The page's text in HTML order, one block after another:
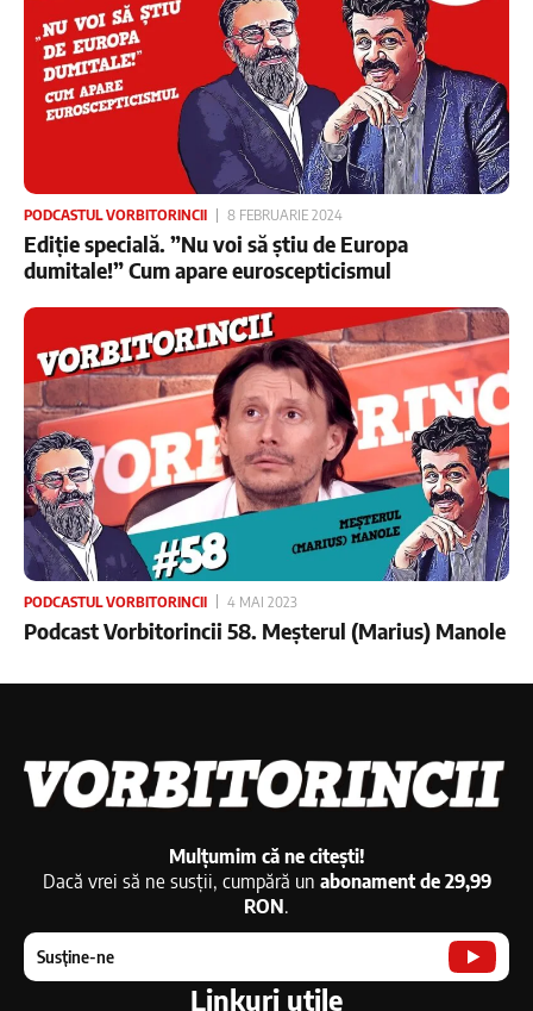
PODCASTUL VORBITORINCII 8 FEBRUARIE 2024
Ediție specială. ”Nu voi să știu de Europa
dumitale!” Cum apare euroscepticismul
PODCASTUL VORBITORINCII 4 MAI 2023
Podcast Vorbitorincii 58. Meșterul (Marius) Manole
Mulțumim că ne citești!
Dacă vrei să ne susții, cumpără un abonament de 29,99
RON.
Susține-ne
Linkuri utile